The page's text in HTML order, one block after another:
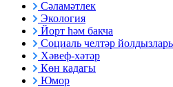
Сәламәтлек
Экология
Йорт һәм бакча
Социаль челтәр
Хәвеф-хәтәр
Көн кадагы
Юмор